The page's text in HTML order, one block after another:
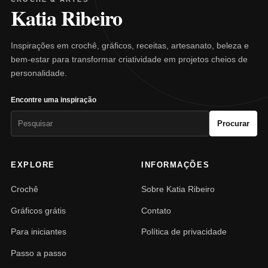
Katia Ribeiro
Inspirações em crochê, gráficos, receitas, artesanato, beleza e
bem-estar para transformar criatividade em projetos cheios de
personalidade.
Encontre uma inspiração
Procurar
EXPLORE
Crochê
Gráficos grátis
Para iniciantes
Passo a passo
INFORMAÇÕES
Sobre Katia Ribeiro
Contato
Política de privacidade